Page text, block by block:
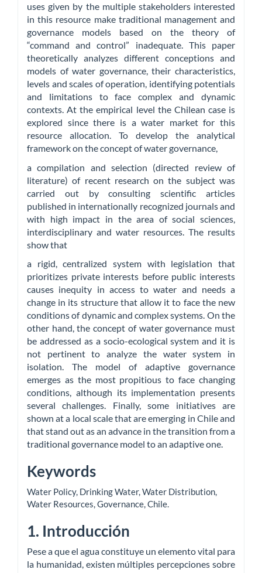
uses given by the multiple stakeholders interested
in this resource make traditional management and
governance models based on the theory of
“command and control” inadequate. This paper
theoretically analyzes different conceptions and
models of water governance, their characteristics,
levels and scales of operation, identifying potentials
and limitations to face complex and dynamic
contexts. At the empirical level the Chilean case is
explored since there is a water market for this
resource allocation. To develop the analytical
framework on the concept of water governance,
a compilation and selection (directed review of
literature) of recent research on the subject was
carried out by consulting scientific articles
published in internationally recognized journals and
with high impact in the area of social sciences,
interdisciplinary and water resources. The results
show that
a rigid, centralized system with legislation that
prioritizes private interests before public interests
causes inequity in access to water and needs a
change in its structure that allow it to face the new
conditions of dynamic and complex systems. On the
other hand, the concept of water governance must
be addressed as a socio-ecological system and it is
not pertinent to analyze the water system in
isolation. The model of adaptive governance
emerges as the most propitious to face changing
conditions, although its implementation presents
several challenges. Finally, some initiatives are
shown at a local scale that are emerging in Chile and
that stand out as an advance in the transition from a
traditional governance model to an adaptive one.
Keywords
Water Policy, Drinking Water,Water Distribution,
Water Resources,Governance,Chile.
1. Introducción
Pese a que el agua constituye un elemento vital para
la humanidad, existen múltiples percepciones sobre